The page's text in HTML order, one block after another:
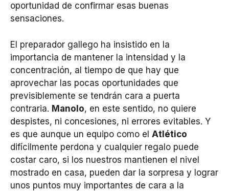
oportunidad de confirmar esas buenas
sensaciones.
El preparador gallego ha insistido en la
importancia de mantener la intensidad y la
concentración, al tiempo de que hay que
aprovechar las pocas oportunidades que
previsiblemente se tendrán cara a puerta
contraria. Manolo, en este sentido, no quiere
despistes, ni concesiones, ni errores evitables. Y
es que aunque un equipo como el Atlético
difícilmente perdona y cualquier regalo puede
costar caro, si los nuestros mantienen el nivel
mostrado en casa, pueden dar la sorpresa y lograr
unos puntos muy importantes de cara a la